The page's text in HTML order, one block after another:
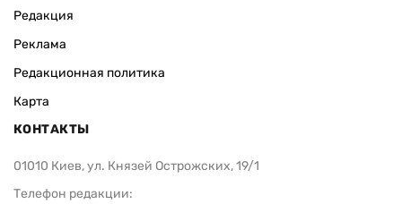
Редакция
Реклама
Редакционная политика
Карта
КОНТАКТЫ
01010 Киев, ул. Князей Острожских, 19/1
Телефон редакции: